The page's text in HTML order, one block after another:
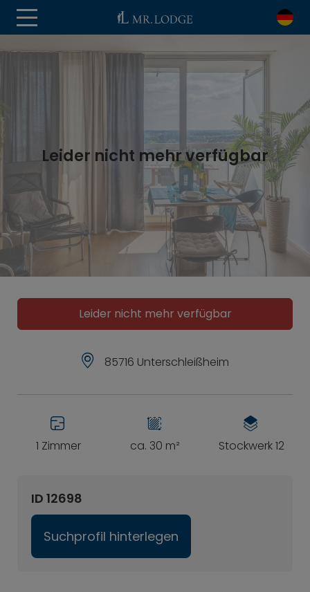
Leider nicht mehr verfügbar
Leider nicht mehr verfügbar
85716 Unterschleißheim
1 Zimmer ca. 30 m² Stockwerk 12
ID 12698
Suchprofil hinterlegen